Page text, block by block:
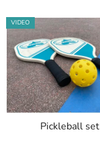
VIDEO
Pickleball set